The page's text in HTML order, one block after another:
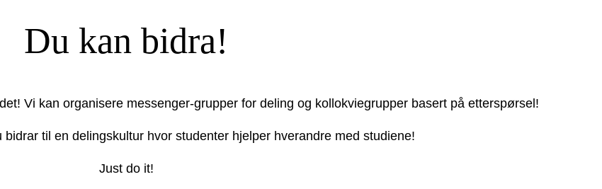
Du kan bidra!
Vi kan organisere messenger-grupper for deling og kollokviegrupper basert på etterspørsel!
til en delingskultur hvor studenter hjelper hverandre med studiene!
Just do it!